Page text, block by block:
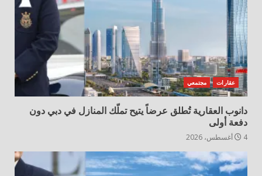
عقارات مجتمعي
دانوب العقارية تُطلق عرضاً يتيح تملّك المنازل في دبي دون
دفعة أولى
4 أغسطس، 2026